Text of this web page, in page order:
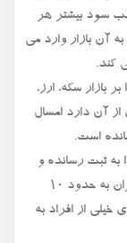
سود بیشتر هر
آن بازار وارد می
کند.
بازار سکه، ارز،
آن دارد امسال
است.
به ثبت رسانده و
عاملی شده تا میانگین قیمت هر متر مسکن در تهران به حدود ۱۰
از افراد به